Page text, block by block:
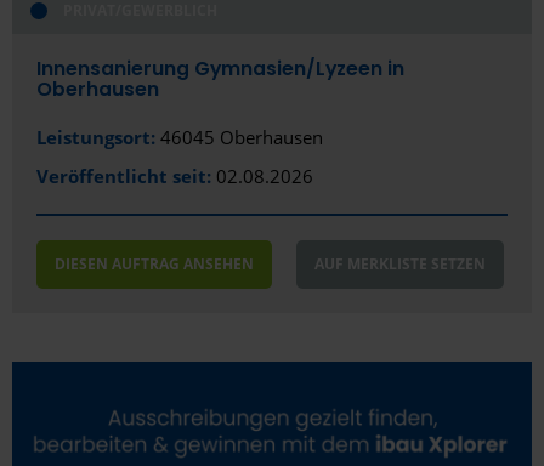
Innensanierung Gymnasien/­Lyzeen in
Oberhausen
Leistungsort: 46045 Oberhausen
Veröffentlicht seit: 02.08.2026
DIESEN AUFTRAG ANSEHEN AUF MERKLISTE SETZEN